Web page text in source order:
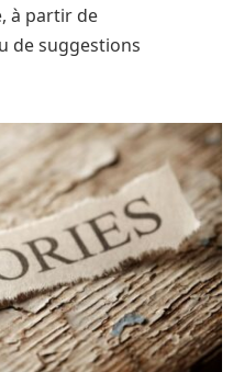
à partir de
de suggestions